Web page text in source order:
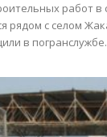
работ в
рядом с селом
в погранслужбе.